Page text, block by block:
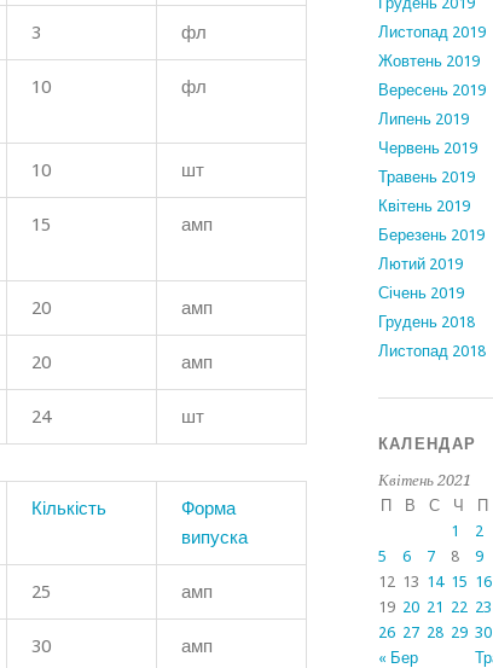
3 фл
10 фл
10 шт
15 амп
20 амп
20 амп
24 шт
Кількість
Форма
випуска
25 амп
30 амп
Листопад 2019
Жовтень 2019
Вересень 2019
Липень 2019
Червень 2019
Травень 2019
Квітень 2019
Березень 2019
Лютий 2019
Січень 2019
Грудень 2018
Листопад 2018
КАЛЕНДАР
Квітень 2021
П
В С Ч П
« Бер
1 2
5
6 7 8 9
12 13 14 15 16
19 20 21 22 23
26 27 28 29 30